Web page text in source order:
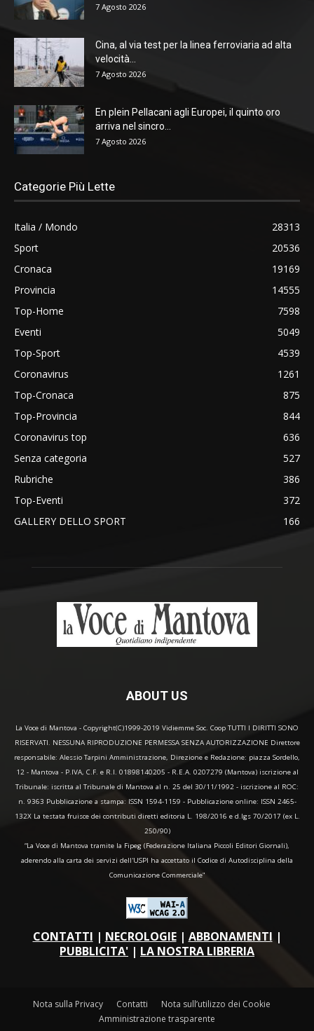
7 Agosto 2026
Cina, al via test per la linea ferroviaria ad alta
velocità...
7 Agosto 2026
En plein Pellacani agli Europei, il quinto oro
arriva nel sincro...
7 Agosto 2026
Categorie Più Lette
Italia / Mondo
28313
Sport
20536
Cronaca
19169
Provincia
14555
Top-Home
7598
Eventi
5049
Top-Sport
4539
Coronavirus
1261
Top-Cronaca
875
Top-Provincia
844
Coronavirus top
636
Senza categoria
527
Rubriche
386
Top-Eventi
372
GALLERY DELLO SPORT
166
ABOUT US
La Voce di Mantova - Copyright(C)1999-2019 Vidiemme Soc. Coop TUTTI I DIRITTI SONO
RISERVATI. NESSUNA RIPRODUZIONE PERMESSA SENZA AUTORIZZAZIONE Direttore
responsabile: Alessio Tarpini Amministrazione, Direzione e Redazione: piazza Sordello,
12 - Mantova - P.IVA, C.F. e R.I. 01898140205 - R.E.A. 0207279 (Mantova) iscrizione al
Tribunale: iscritta al Tribunale di Mantova al n. 25 del 30/11/1992 - iscrizione al ROC:
n. 9363 Pubblicazione a stampa: ISSN 1594-1159 - Pubblicazione online: ISSN 2465-
132X La testata fruisce dei contributi diretti editoria L. 198/2016 e d.lgs 70/2017 (ex L.
250/90)
“La Voce di Mantova tramite la Fipeg (Federazione Italiana Piccoli Editori Giornali),
aderendo alla carta dei servizi dell'USPI ha accettato il Codice di Autodisciplina della
Comunicazione Commerciale"
CONTATTI | NECROLOGIE| ABBONAMENTI |
PUBBLICITA' | LA NOSTRA LIBRERIA
Nota sulla Privacy Contatti
Nota sull’utilizzo dei Cookie
Amministrazione trasparente